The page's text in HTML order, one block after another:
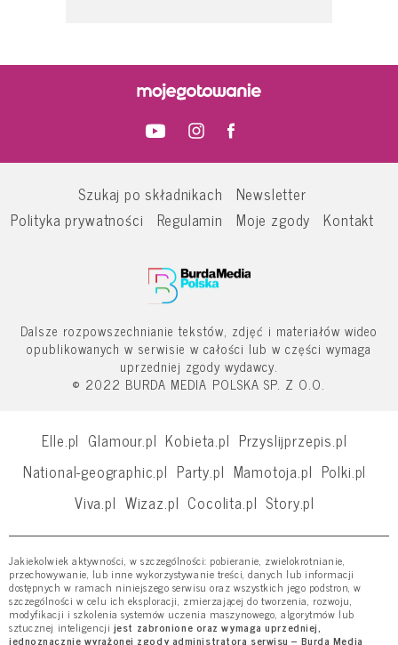
Szukaj po składnikach
Newsletter
Polityka prywatności
Regulamin Moje zgody Kontakt
Dalsze rozpowszechnianie tekstów, zdjęć i materiałów wideo
opublikowanych w serwisie w całości lub w części wymaga
uprzedniej zgody wydawcy.
© 2022 BURDA MEDIA POLSKA SP. Z O.O.
Elle.pl Glamour.pl Kobieta.pl Przyslijprzepis.pl
National-geographic.pl Party.pl Mamotoja.pl Polki.pl
Viva.pl Wizaz.pl Cocolita.pl Story.pl
Jakiekolwiek aktywności, w szczególności: pobieranie, zwielokrotnianie,
przechowywanie, lub inne wykorzystywanie treści, danych lub informacji
dostępnych w ramach niniejszego serwisu oraz wszystkich jego podstron, w
szczególności w celu ich eksploracji, zmierzającej do tworzenia, rozwoju,
modyfikacji i szkolenia systemów uczenia maszynowego, algorytmów lub
sztucznej inteligencji jest zabronione oraz wymaga uprzedniej,
jednoznacznie wyrażonej zgody administratora serwisu – Burda Media